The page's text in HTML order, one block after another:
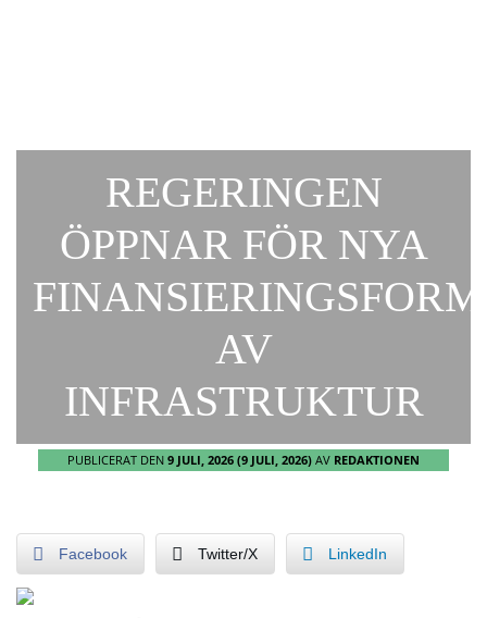
REGERINGEN
ÖPPNAR FÖR NYA
AV
INFRASTRUKTUR
PUBLICERAT DEN 9 JULI, 2026 (9 JULI, 2026) AV REDAKTIONEN
Facebook Twitter/X LinkedIn